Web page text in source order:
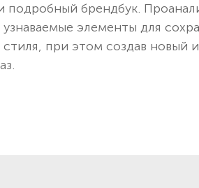
подробный брендбук.
элементы для
стиля, при этом создав новый